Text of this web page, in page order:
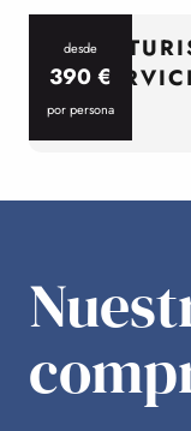
desde
390€
por persona